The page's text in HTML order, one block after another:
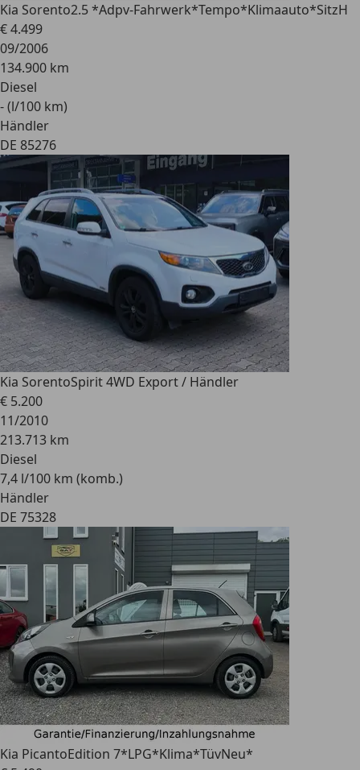
Kia Sorento2.5 *Adpv-Fahrwerk*Tempo*Klimaauto*SitzH
€ 4.499
09/2006
134.900 km
Diesel
- (l/100 km)
Händler
DE 85276
Kia SorentoSpirit 4WD Export / Händler
€ 5.200
11/2010
213.713 km
Diesel
7,4 l/100 km (komb.)
Händler
DE 75328
Kia PicantoEdition 7*LPG*Klima*TüvNeu*